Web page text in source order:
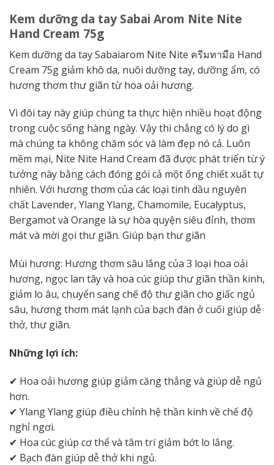
Kem dưỡng da tay Sabai Arom Nite Nite
Hand Cream 75g
Kem dưỡng da tay Sabaiarom Nite Nite ครีมทามือ Hand
Cream 75g giảm khô da, nuôi dưỡng tay, dưỡng ẩm, có
hương thơm thư giãn từ hoa oải hương.
Vì đôi tay này giúp chúng ta thực hiện nhiều hoạt động
trong cuộc sống hàng ngày. Vậy thì chẳng có lý do gì
mà chúng ta không chăm sóc và làm đẹp nó cả. Luôn
mềm mại, Nite Nite Hand Cream đã được phát triển từ ý
tưởng này bằng cách đóng gói cả một ống chiết xuất tự
nhiên. Với hương thơm của các loại tinh dầu nguyên
chất Lavender, Ylang Ylang, Chamomile, Eucalyptus,
Bergamot và Orange là sự hòa quyện siêu đỉnh, thơm
mát và mời gọi thư giãn. Giúp bạn thư giãn
Mùi hương: Hương thơm sâu lắng của 3 loại hoa oải
hương, ngọc lan tây và hoa cúc giúp thư giãn thần kinh,
giảm lo âu, chuyển sang chế độ thư giãn cho giấc ngủ
sâu, hương thơm mát lạnh của bạch đàn ở cuối giúp dễ
thở, thư giãn.
Những lợi ích:
✔ Hoa oải hương giúp giảm căng thẳng và giúp dễ ngủ
hơn.
✔ Ylang Ylang giúp điều chỉnh hệ thần kinh về chế độ
nghỉ ngơi.
✔ Hoa cúc giúp cơ thể và tâm trí giảm bớt lo lắng.
✔ Bạch đàn giúp dễ thở khi ngủ.